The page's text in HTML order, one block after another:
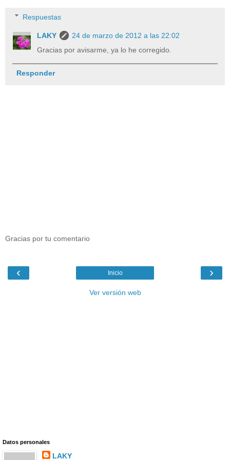
Respuestas
LAKY
24 de marzo de 2012 a las 22:02
Gracias por avisarme, ya lo he corregido.
Responder
Gracias por tu comentario
‹ ›
Inicio
Ver versión web
Datos personales
LAKY